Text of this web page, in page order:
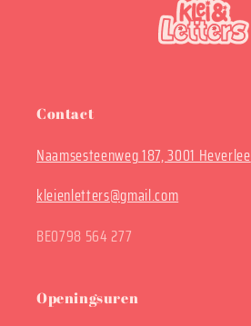
Contact
Naamsesteenweg 187, 3001 Heverlee
kleienletters@gmail.com
BE0798 564 277
Openingsuren